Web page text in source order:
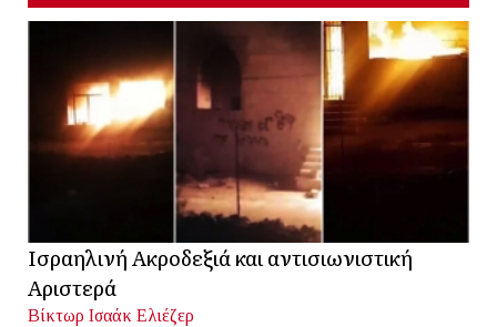
Ισραηλινή Ακροδεξιά και αντισιωνιστική
Αριστερά
Βίκτωρ Ισαάκ Ελιέζερ